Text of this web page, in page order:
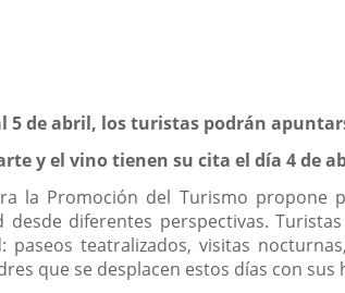
5 de abril, los turistas podrán
y el vino tienen su cita el día 4 de
la Promoción del Turismo
desde diferentes perspectivas.
paseos teatralizados, visitas
que se desplacen estos días con sus